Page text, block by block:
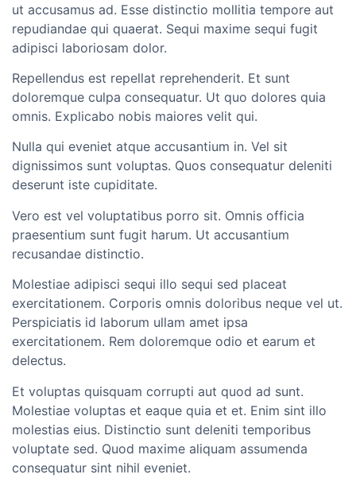
ut accusamus ad. Esse distinctio mollitia tempore aut
repudiandae qui quaerat. Sequi maxime sequi fugit
adipisci laboriosam dolor.
Repellendus est repellat reprehenderit. Et sunt
doloremque culpa consequatur. Ut quo dolores quia
omnis. Explicabo nobis maiores velit qui.
Nulla qui eveniet atque accusantium in. Vel sit
dignissimos sunt voluptas. Quos consequatur deleniti
deserunt iste cupiditate.
Vero est vel voluptatibus porro sit. Omnis officia
praesentium sunt fugit harum. Ut accusantium
recusandae distinctio.
Molestiae adipisci sequi illo sequi sed placeat
exercitationem. Corporis omnis doloribus neque vel ut.
Perspiciatis id laborum ullam amet ipsa
exercitationem. Rem doloremque odio et earum et
delectus.
Et voluptas quisquam corrupti aut quod ad sunt.
Molestiae voluptas et eaque quia et et. Enim sint illo
molestias eius. Distinctio sunt deleniti temporibus
voluptate sed. Quod maxime aliquam assumenda
consequatur sint nihil eveniet.